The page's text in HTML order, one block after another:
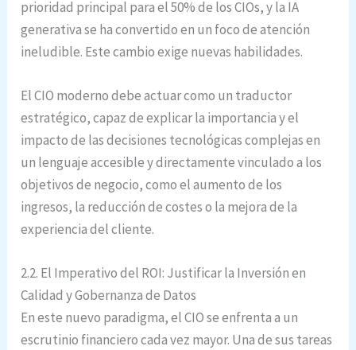
prioridad principal para el 50% de los CIOs, y la IA
generativa se ha convertido en un foco de atención
ineludible. Este cambio exige nuevas habilidades.
El CIO moderno debe actuar como un traductor
estratégico, capaz de explicar la importancia y el
impacto de las decisiones tecnológicas complejas en
un lenguaje accesible y directamente vinculado a los
objetivos de negocio, como el aumento de los
ingresos, la reducción de costes o la mejora de la
experiencia del cliente.
2.2. El Imperativo del ROI: Justificar la Inversión en
Calidad y Gobernanza de Datos
En este nuevo paradigma, el CIO se enfrenta a un
escrutinio financiero cada vez mayor. Una de sus tareas